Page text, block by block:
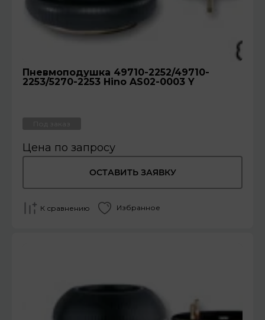
Пневмоподушка 49710-2252/49710-
2253/5270-2253 Hino AS02-0003 Y
Цена по запросу
ОСТАВИТЬ ЗАЯВКУ
К сравнению Избранное